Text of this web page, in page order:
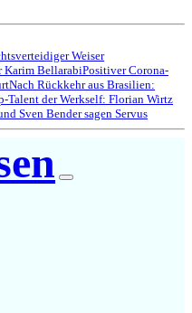
Weiser
Karim BellarabiPositiver Corona-
Nach Rückkehr aus Brasilien:
Talent der Werkself: Florian Wirtz
Sven Bender sagen Servus